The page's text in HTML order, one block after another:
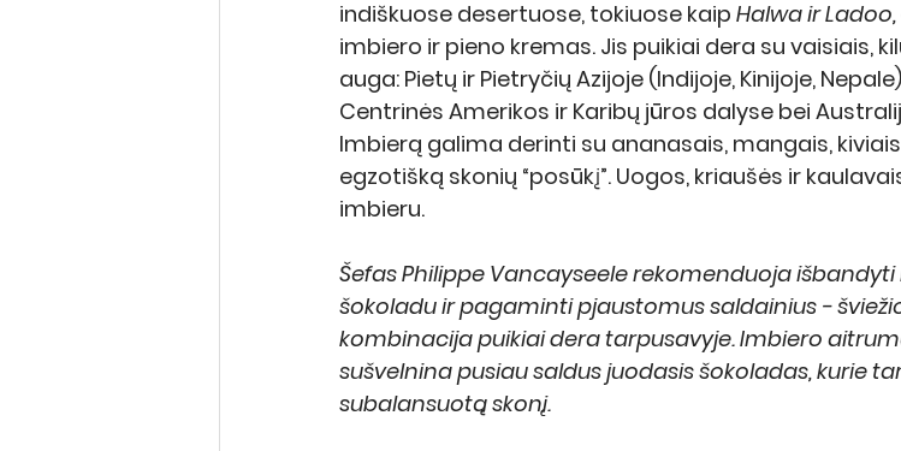
indiškuose desertuose, tokiuose kaip Halwa ir
imbiero ir pieno kremas. Jis puikiai dera su vaisiais,
auga: Pietų ir Pietryčių Azijoje (Indijoje, Kinijoje,
Centrinės Amerikos ir Karibų jūros dalyse bei
Imbierą galima derinti su ananasais, mangais,
egzotišką skonių “posūkį”. Uogos, kriaušės ir
imbieru.
Šefas Philippe Vancayseele rekomenduoja
šokoladu ir pagaminti pjaustomus saldainius -
kombinacija puikiai dera tarpusavyje. Imbiero
sušvelnina pusiau saldus juodasis šokoladas, kurie
subalansuotą skonį.